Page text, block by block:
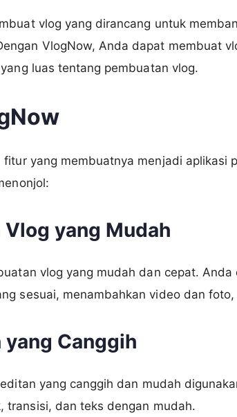
vlog yang dirancang untuk
VlogNow, Anda dapat membuat
luas tentang pembuatan vlog.
yang membuatnya menjadi aplikasi
yang Mudah
vlog yang mudah dan cepat.
sesuai, menambahkan video dan
Canggih
yang canggih dan mudah
transisi, dan teks dengan mudah.